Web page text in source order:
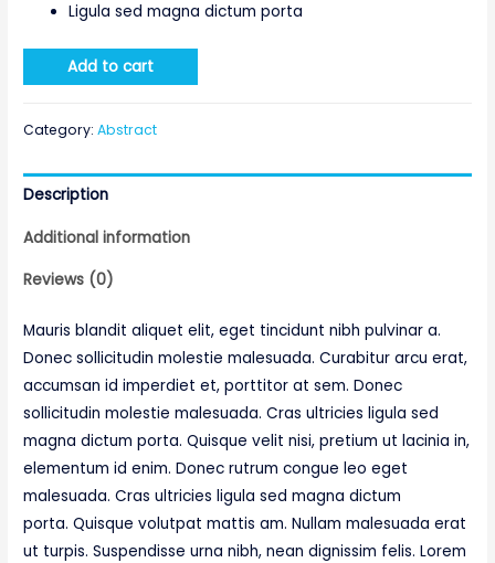
Ligula sed magna dictum porta
Add to cart
Category:Abstract
Description
Additional information
Reviews (0)
Mauris blandit aliquet elit, eget tincidunt nibh pulvinar a.
Donec sollicitudin molestie malesuada. Curabitur arcu erat,
accumsan id imperdiet et, porttitor at sem. Donec
sollicitudin molestie malesuada. Cras ultricies ligula sed
magna dictum porta. Quisque velit nisi, pretium ut lacinia in,
elementum id enim. Donec rutrum congue leo eget
malesuada. Cras ultricies ligula sed magna dictum
porta. Quisque volutpat mattis am. Nullam malesuada erat
ut turpis. Suspendisse urna nibh, nean dignissim felis. Lorem